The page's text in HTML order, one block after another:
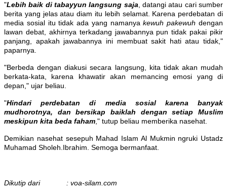
"Lebih baik di tabayyun langsung saja , datangi atau cari sumber
berita yang jelas atau diam itu lebih selamat. Karena perdebatan di
media sosial itu tidak ada yang namanyakewuh pakewuh dengan
lawan debat, akhirnya terkadang jawabannya pun tidak pakai pikir
panjang, apakah jawabannya ini membuat sakit hati atau tidak,"
paparnya.
"Berbeda dengan diakusi secara langsung, kita tidak akan mudah
berkata-kata, karena khawatir akan memancing emosi yang di
depan," ujar beliau.
"Hindari perdebatan di media sosial karena banyak
mudhorotnya, dan bersikap baiklah dengan setiap Muslim
meskipun kita beda faham ," tutup beliau memberika nasehat.
Demikian nasehat sesepuh Mahad Islam Al Mukmin ngruki Ustadz
Muhamad Sholeh.Ibrahim. Semoga bermanfaat.
Dikutip dari : voa-silam.com